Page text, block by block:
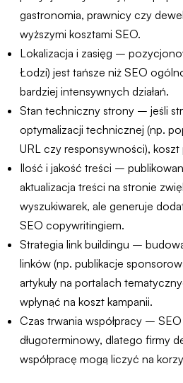
gastronomia, prawnicy czy
wyższymi kosztami SEO.
Lokalizacja i zasięg –
Łodzi) jest tańsze niż SEO
bardziej intensywnych działań.
Stan techniczny strony – jeśli
optymalizacji technicznej (np.
URL czy responsywności),
Ilość i jakość treści –
aktualizacja treści na stronie
wyszukiwarek, ale generuje
SEO copywritingiem.
Strategia link buildingu –
linków (np. publikacje
artykuły na portalach
wpłynąć na koszt kampanii.
Czas trwania współpracy –
długoterminowy, dlatego firmy
współpracę mogą liczyć na